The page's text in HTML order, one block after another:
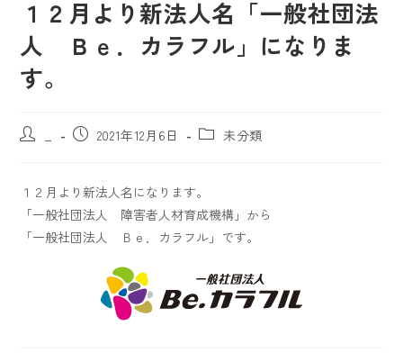
１２月より新法人名「一般社団法
人 Ｂｅ．カラフル」になりま
す。
2021年12月6日 未分類
１２月より新法人名になります。
「一般社団法人 障害者人材育成機構」から
「一般社団法人 Ｂｅ．カラフル」です。